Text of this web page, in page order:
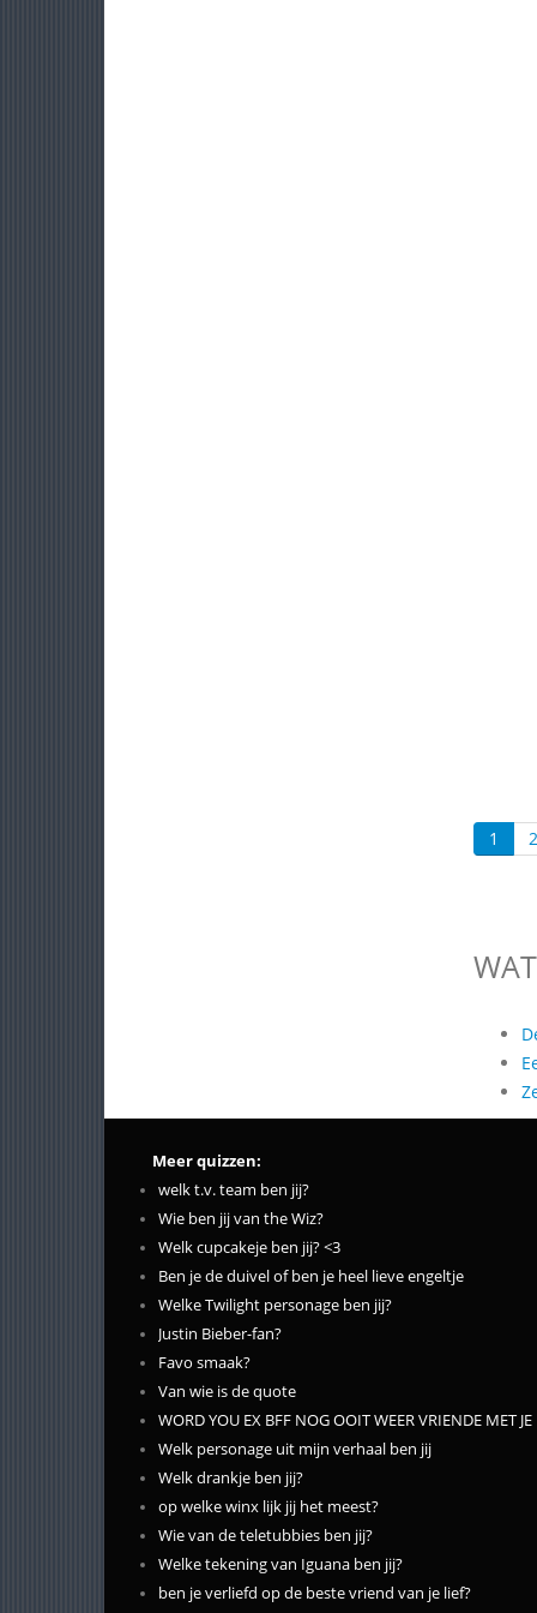
1 2
Meer quizzen:
welk t.v. team ben jij?
Wie ben jij van the Wiz?
Welk cupcakeje ben jij? <3
Ben je de duivel of ben je heel lieve engeltje
Welke Twilight personage ben jij?
Justin Bieber-fan?
Favo smaak?
Van wie is de quote
WORD YOU EX BFF NOG OOIT WEER VRIENDE MET JE
Welk personage uit mijn verhaal ben jij
Welk drankje ben jij?
op welke winx lijk jij het meest?
Wie van de teletubbies ben jij?
Welke tekening van Iguana ben jij?
ben je verliefd op de beste vriend van je lief?